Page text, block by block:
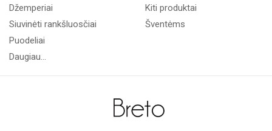
Džemperiai
Siuvinėti rankšluosčiai
Puodeliai
Daugiau...
Kiti produktai
Šventėms